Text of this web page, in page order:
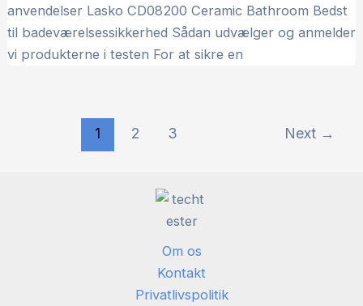
anvendelser Lasko CD08200 Ceramic Bathroom Bedst
til badeværelsessikkerhed Sådan udvælger og anmelder
vi produkterne i testen For at sikre en
1 2 3 Next →
Om os
Kontakt
Privatlivspolitik